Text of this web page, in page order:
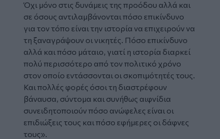
Όχι μόνο στις δυνάμεις της προόδου αλλά και
σε όσους αντιλαμβάνονται πόσο επικίνδυνο
για τον τόπο είναι την ιστορία να επιχειρούν να
τη ξαναγράψουν οι νικητές. Πόσο επικίνδυνο
αλλά και πόσο μάταιο, γιατί η ιστορία διαρκεί
πολύ περισσότερο από τον πολιτικό χρόνο
στον οποίο εντάσσονται οι σκοπιμότητές τους.
Και πολλές φορές όσοι τη διαστρέφουν
βάναυσα, σύντομα και συνήθως αιφνίδια
συνειδητοποιούν πόσο ανώφελες είναι οι
επιδιώξεις τους και πόσο εφήμερες οι δάφνες
τους».